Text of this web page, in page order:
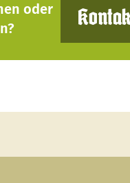
oder